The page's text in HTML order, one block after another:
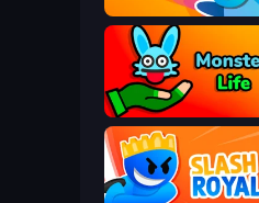
Monster Box
Monster Life